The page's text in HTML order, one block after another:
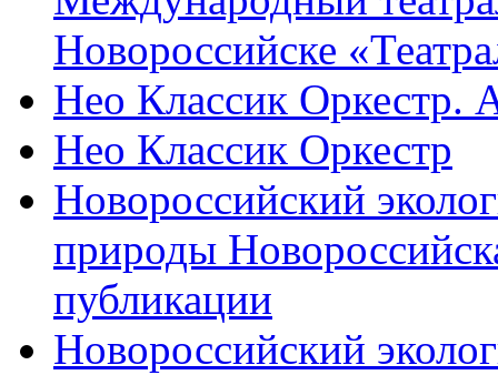
Новороссийске
Нео Классик Оркестр.
Нео Классик Оркестр
Новороссийский
природы
публикации
Новороссийский